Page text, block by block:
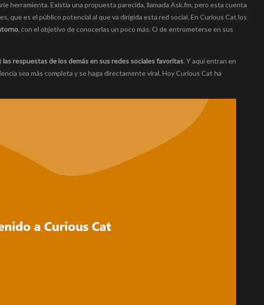
herramienta. Existía una propuesta parecida, llamada Ask.fm, pero esta cuenta
que es el público potencial al que va dirigida esta red social. En Curious Cat los
, con el objetivo de conocerlas un poco más. O de entrometerse en sus
las respuestas de los demás en sus redes sociales favoritas. Y aquí entran en
sea más completa y se haga directamente viral. Hoy Curious Cat ha